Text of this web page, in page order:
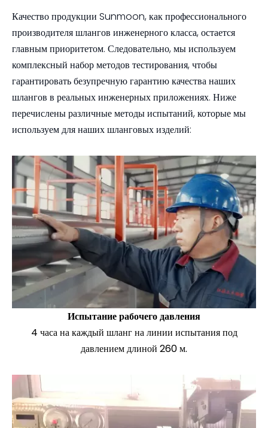
Качество продукции Sunmoon, как профессионального
производителя шлангов инженерного класса, остается
главным приоритетом. Следовательно, мы используем
комплексный набор методов тестирования, чтобы
гарантировать безупречную гарантию качества наших
шлангов в реальных инженерных приложениях. Ниже
перечислены различные методы испытаний, которые мы
используем для наших шланговых изделий:
Испытание рабочего давления
4 часа на каждый шланг на линии испытания под
давлением длиной 260 м.